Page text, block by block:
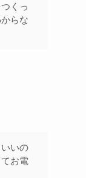
くっ
らな
いの
お電